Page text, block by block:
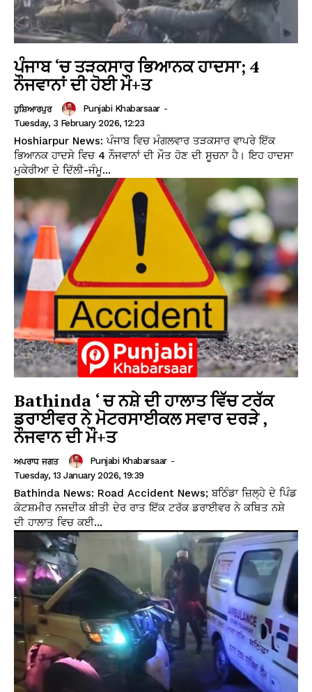
ਪੰਜਾਬ ‘ਚ ਤੜਕਸਾਰ ਭਿਆਨਕ ਹਾਦਸਾ; 4
ਨੌਜਵਾਨਾਂ ਦੀ ਹੋਈ ਮੌ+ਤ
ਹੁਸ਼ਿਆਰਪੁਰ Punjabi Khabarsaar -
Tuesday, 3 February 2026, 12:23
Hoshiarpur News: ਪੰਜਾਬ ਵਿਚ ਮੰਗਲਵਾਰ ਤੜਕਸਾਰ ਵਾਪਰੇ ਇੱਕ
ਭਿਆਨਕ ਹਾਦਸੇ ਵਿਚ 4 ਨੌਜਵਾਨਾਂ ਦੀ ਮੌਤ ਹੋਣ ਦੀ ਸੂਚਨਾ ਹੈ। ਇਹ ਹਾਦਸਾ
ਮੁਕੇਰੀਆ ਦੇ ਦਿੱਲੀ-ਜੰਮੂ...
Bathinda ‘ ਚ ਨਸ਼ੇ ਦੀ ਹਾਲਾਤ ਵਿੱਚ ਟਰੱਕ
ਡਰਾਈਵਰ ਨੇ ਮੋਟਰਸਾਈਕਲ ਸਵਾਰ ਦਰੜੇ ,
ਨੌਜਵਾਨ ਦੀ ਮੌ+ਤ
ਅਪਰਾਧ ਜਗਤ Punjabi Khabarsaar -
Tuesday, 13 January 2026, 19:39
Bathinda News: Road Accident News; ਬਠਿੰਡਾ ਜ਼ਿਲ੍ਹੇ ਦੇ ਪਿੰਡ
ਕੋਟਸ਼ਮੀਰ ਨਜਦੀਕ ਬੀਤੀ ਦੇਰ ਰਾਤ ਇੱਕ ਟਰੱਕ ਡਰਾਈਵਰ ਨੇ ਕਥਿਤ ਨਸ਼ੇ
ਦੀ ਹਾਲਾਤ ਵਿਚ ਕਈ...